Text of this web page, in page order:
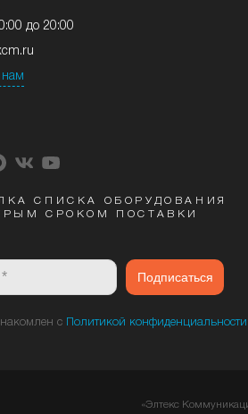
до 20:00
нам
СПИСКА ОБОРУДОВАНИЯ
СРОКОМ ПОСТАВКИ
Подписаться
с Политикой конфиденциальности
«Элтекс